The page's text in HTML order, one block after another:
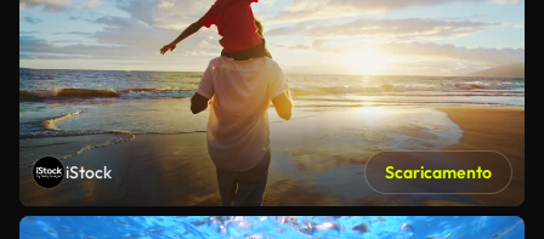
iStock Scaricamento